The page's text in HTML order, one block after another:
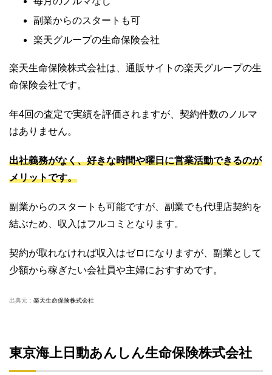
副業からのスタートも可
楽天グループの生命保険会社
楽天生命保険株式会社は、通販サイトの楽天グループの生
命保険会社です。
年4回の査定で実績を評価されますが、契約件数のノルマ
はありません。
出社義務がなく、好きな時間や曜日に営業活動できるのが
メリットです。
副業からのスタートも可能ですが、副業でも代理店契約を
結ぶため、収入はフルコミとなります。
契約が取れなければ収入はゼロになりますが、副業として
少額から稼ぎたい会社員や主婦におすすめです。
出典元： 楽天生命保険株式会社
東京海上日動あんしん生命保険株式会社